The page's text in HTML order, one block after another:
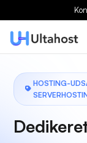
HOSTING-